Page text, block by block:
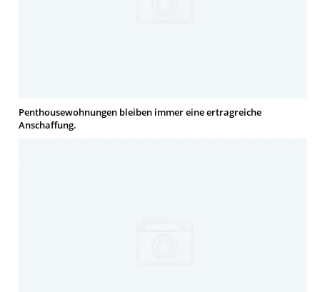
Penthousewohnungen bleiben immer eine ertragreiche
Anschaffung.